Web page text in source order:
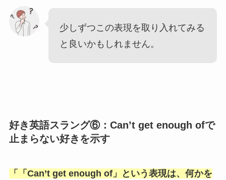
少しずつこの表現を取り入れてみる
と良いかもしれません。
好き英語スラング⑥：Can’t get enough ofで
止まらない好きを示す
「 「Can’t get enough of」という表現は、何かを